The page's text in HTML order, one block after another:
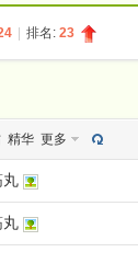
排名: 23
精华 更多
丸
丸